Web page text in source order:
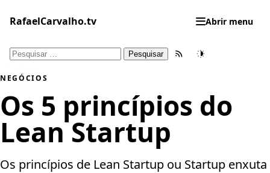
para
conteúdo
RafaelCarvalho.tv Abrir menu
Pesquisar
Feed RSSTema
NEGÓCIOS
Os 5 princípios do
Lean Startup
Os princípios de Lean Startup ou Startup enxuta